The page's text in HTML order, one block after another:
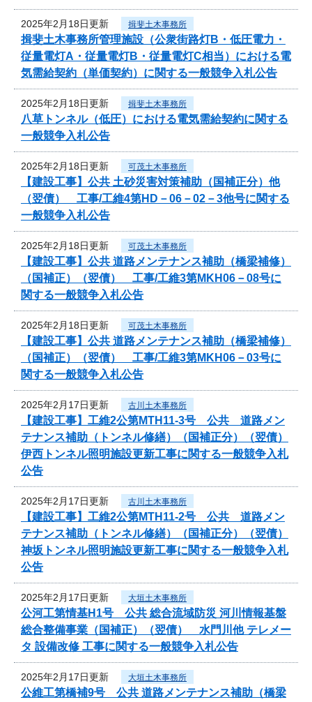
2025年2月18日更新 揖斐土木事務所
揖斐土木事務所管理施設（公衆街路灯B・低圧電力・
従量電灯A・従量電灯B・従量電灯C相当）における電
気需給契約（単価契約）に関する一般競争入札公告
2025年2月18日更新 揖斐土木事務所
八草トンネル（低圧）における電気需給契約に関する
一般競争入札公告
2025年2月18日更新 可茂土木事務所
【建設工事】公共 土砂災害対策補助（国補正分）他
（翌債） 工事/工維4第HD－06－02－3他号に関する
一般競争入札公告
2025年2月18日更新 可茂土木事務所
【建設工事】公共 道路メンテナンス補助（橋梁補修）
（国補正）（翌債） 工事/工維3第MKH06－08号に
関する一般競争入札公告
2025年2月18日更新 可茂土木事務所
【建設工事】公共 道路メンテナンス補助（橋梁補修）
（国補正）（翌債） 工事/工維3第MKH06－03号に
関する一般競争入札公告
2025年2月17日更新 古川土木事務所
【建設工事】工維2公第MTH11-3号 公共 道路メン
テナンス補助（トンネル修繕）（国補正分）（翌債）
伊西トンネル照明施設更新工事に関する一般競争入札
公告
2025年2月17日更新 古川土木事務所
【建設工事】工維2公第MTH11-2号 公共 道路メン
テナンス補助（トンネル修繕）（国補正分）（翌債）
神坂トンネル照明施設更新工事に関する一般競争入札
公告
2025年2月17日更新 大垣土木事務所
公河工第情基H1号 公共 総合流域防災 河川情報基盤
総合整備事業（国補正）（翌債） 水門川他 テレメー
タ 設備改修 工事に関する一般競争入札公告
2025年2月17日更新 大垣土木事務所
公維工第橋補9号 公共 道路メンテナンス補助（橋梁